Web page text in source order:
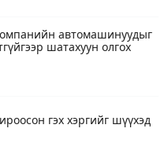
автомашинуудыг
шатахуун олгох
гэх хэргийг шүүхэд